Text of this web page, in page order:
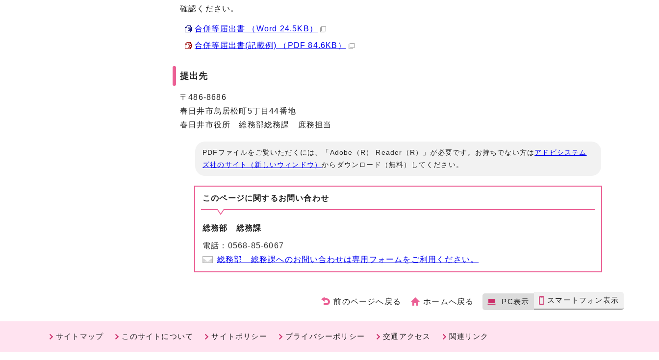
確認ください。
合併等届出書 （Word 24.5KB）
合併等届出書(記載例) （PDF 84.6KB）
提出先
〒486-8686
春日井市鳥居松町5丁目44番地
春日井市役所 総務部総務課 庶務担当
PDFファイルをご覧いただくには、「Adobe（R） Reader（R）」が必要です。お持ちでない方はアドビシステム
ズ社のサイト（新しいウィンドウ）からダウンロード（無料）してください。
このページに関するお問い合わせ
総務部 総務課
電話： 0568-85-6067
総務部 総務課へのお問い合わせは専用フォームをご利用ください。
前のページへ戻る ホームへ戻る PC表示 スマートフォン表示
サイトマップ このサイトについて サイトポリシー プライバシーポリシー 交通アクセス 関連リンク